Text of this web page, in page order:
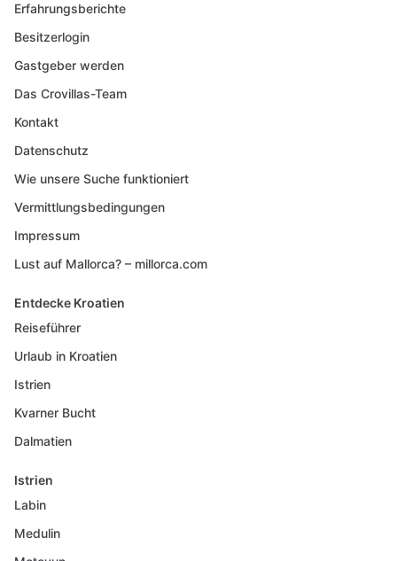
Erfahrungsberichte
Besitzerlogin
Gastgeber werden
Das Crovillas-Team
Kontakt
Datenschutz
Wie unsere Suche funktioniert
Vermittlungsbedingungen
Impressum
Lust auf Mallorca? – millorca.com
Entdecke Kroatien
Reiseführer
Urlaub in Kroatien
Istrien
Kvarner Bucht
Dalmatien
Istrien
Labin
Medulin